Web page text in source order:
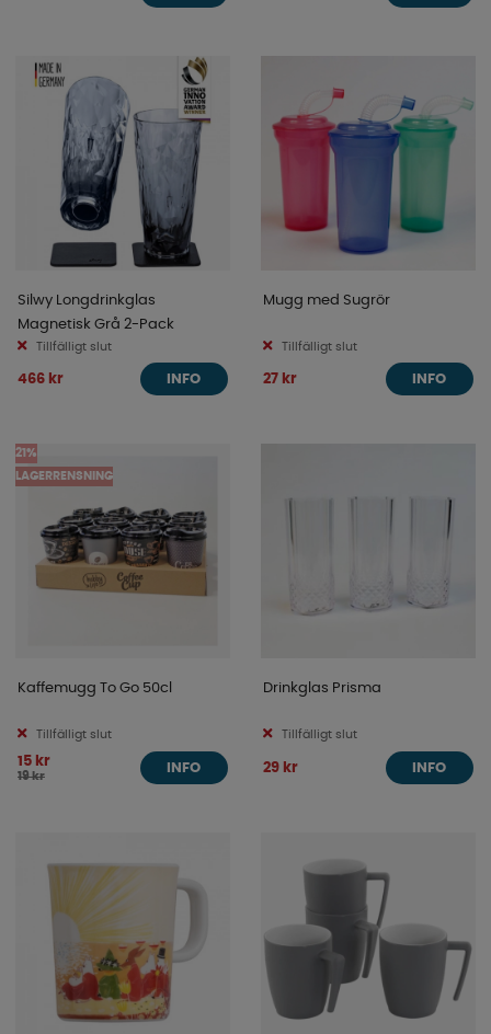
Silwy Longdrinkglas
Magnetisk Grå 2-Pack
Tillfälligt slut
466 kr INFO
Mugg med Sugrör
Tillfälligt slut
27 kr INFO
21%
LAGERRENSNING
Kaffemugg To Go 50cl
Tillfälligt slut
15 kr
19 kr
INFO
Drinkglas Prisma
Tillfälligt slut
29 kr INFO